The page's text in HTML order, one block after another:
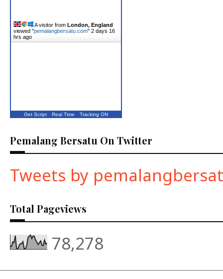
A visitor from London, England
viewed "pemalangbersatu.com" 2 days 16
hrs ago
Get Script Real Time Tracking ON
Pemalang Bersatu On Twitter
Tweets by
Total Pageviews
78,278